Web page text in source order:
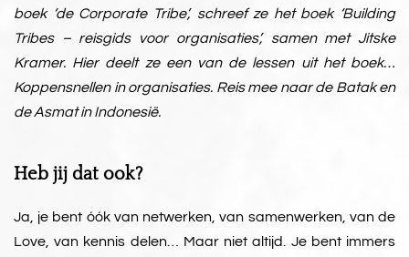
boek ‘de Corporate Tribe’, schreef ze het boek ‘Building
Tribes – reisgids voor organisaties’, samen met Jitske
Kramer. Hier deelt ze een van de lessen uit het boek…
Koppensnellen in organisaties. Reis mee naar de Batak en
de Asmat in Indonesië.
Heb jij dat ook?
Ja, je bent óók van netwerken, van samenwerken, van de
Love, van kennis delen… Maar niet altijd. Je bent immers